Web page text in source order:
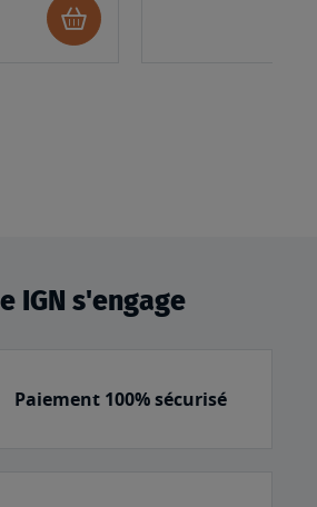
Ajouter
au
IGN s'engage
Paiement 100% sécurisé